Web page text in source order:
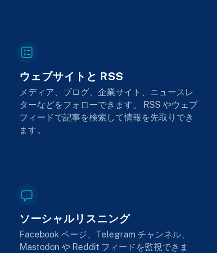
ウェブサイトと RSS
メディア、ブログ、企業サイト、ニュースレ
ターなどをフォローできます。 RSS やウェブ
フィードで記事を検索して情報を先取りでき
ます。
ソーシャルリスニング
Facebook ページ、Telegram チャンネル、
Mastodon や Reddit フィードを監視できま